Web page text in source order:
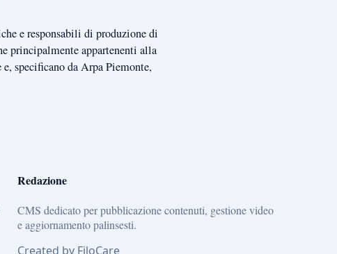
e responsabili di produzione di
principalmente appartenenti alla
specificano da Arpa Piemonte,
Redazione
CMS dedicato per pubblicazione contenuti, gestione video
e aggiornamento palinsesti.
Created by FiloCare